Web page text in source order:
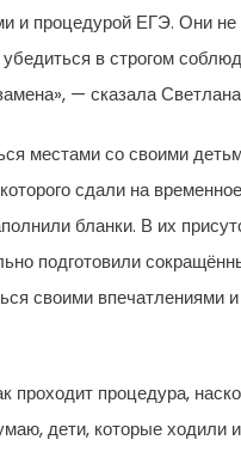
и процедурой ЕГЭ. Они
в строгом
— сказала
местами со своими
сдали на
бланки. В их
подготовили
своими впечатлениями
проходит процедура,
дети, которые ходили